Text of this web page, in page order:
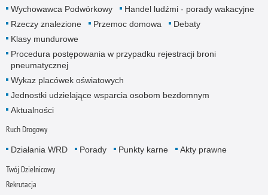
Wychowawca Podwórkowy
Handel ludźmi - porady wakacyjne
Rzeczy znalezione
Przemoc domowa
Debaty
Klasy mundurowe
Procedura postępowania w przypadku rejestracji broni
pneumatycznej
Wykaz placówek oświatowych
Jednostki udzielające wsparcia osobom bezdomnym
Aktualności
Ruch Drogowy
Działania WRD Porady Punkty karne Akty prawne
Twój Dzielnicowy
Rekrutacja